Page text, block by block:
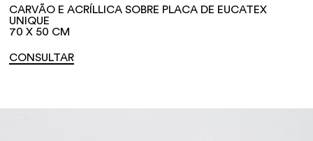
CARVÃO E ACRÍLLICA SOBRE PLACA DE EUCATEX
UNIQUE
70 X 50 CM
CONSULTAR